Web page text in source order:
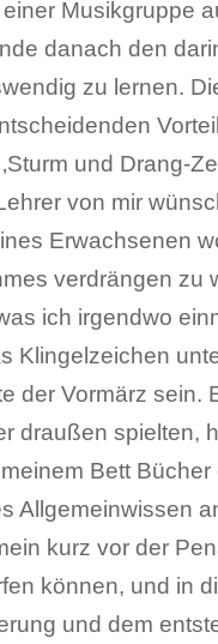
Musikgruppe
danach den
zu lernen.
und Drang-
von mir
Erwachsenen
verdrängen zu
ich irgendwo
Klingelzeichen
der Vormärz sein.
draußen spielten,
Bett
Allgemeinwissen
kurz vor der
können, und in
und dem